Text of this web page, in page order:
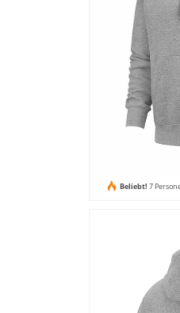
Beliebt! 7